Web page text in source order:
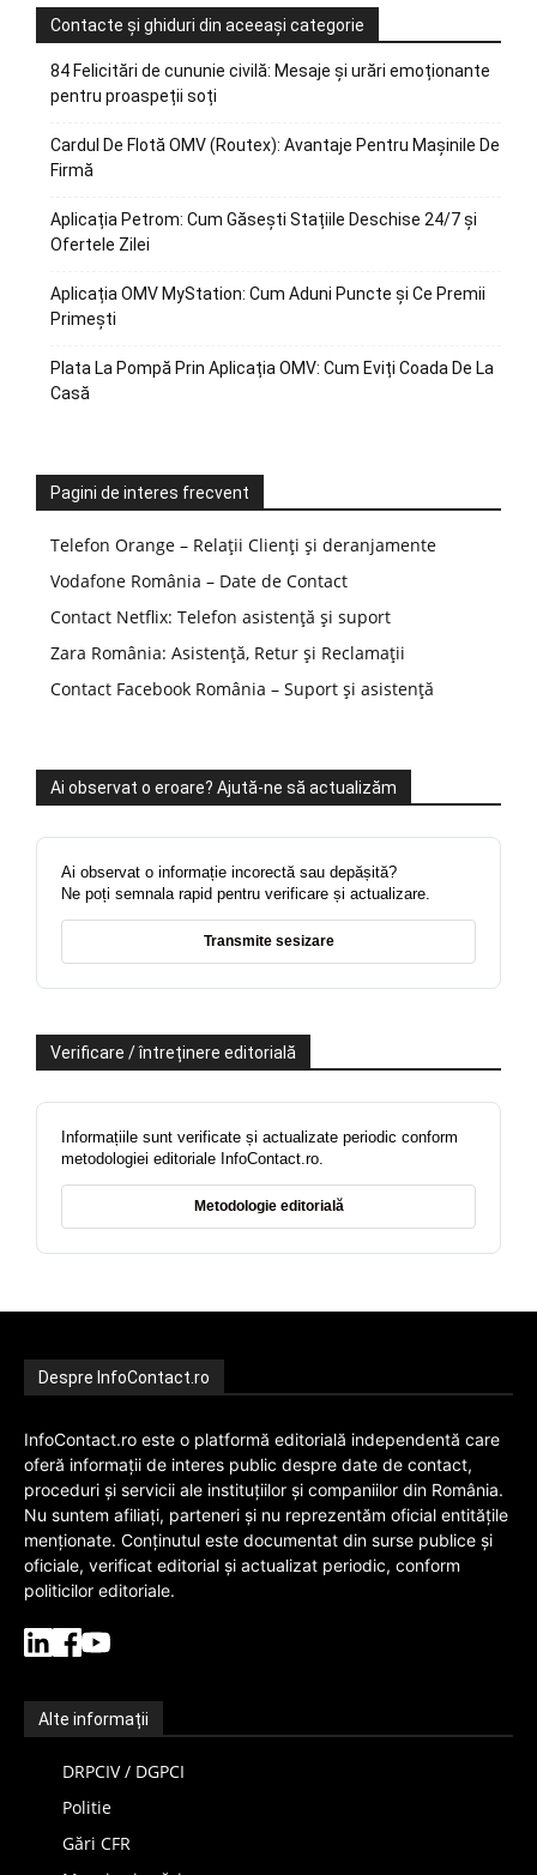
Contacte și ghiduri din aceeași categorie
84 Felicitări de cununie civilă: Mesaje și urări emoționante
pentru proaspeții soți
Cardul De Flotă OMV (Routex): Avantaje Pentru Mașinile De
Firmă
Aplicația Petrom: Cum Găsești Stațiile Deschise 24/7 și
Ofertele Zilei
Aplicația OMV MyStation: Cum Aduni Puncte și Ce Premii
Primești
Plata La Pompă Prin Aplicația OMV: Cum Eviți Coada De La
Casă
Pagini de interes frecvent
Telefon Orange – Relații Clienți și deranjamente
Vodafone România – Date de Contact
Contact Netflix: Telefon asistență și suport
Zara România: Asistență, Retur și Reclamații
Contact Facebook România – Suport și asistență
Ai observat o eroare? Ajută-ne să actualizăm
Ai observat o informație incorectă sau depășită?
Ne poți semnala rapid pentru verificare și actualizare.
Transmite sesizare
Verificare / întreținere editorială
Informațiile sunt verificate și actualizate periodic conform
metodologiei editoriale InfoContact.ro.
Metodologie editorială
Despre InfoContact.ro
InfoContact.ro este o platformă editorială independentă care
oferă informații de interes public despre date de contact,
proceduri și servicii ale instituțiilor și companiilor din România.
Nu suntem afiliați, parteneri și nu reprezentăm oficial entitățile
menționate. Conținutul este documentat din surse publice și
oficiale, verificat editorial și actualizat periodic, conform
politicilor editoriale.
Alte informații
DRPCIV / DGPCI
Politie
Gări CFR